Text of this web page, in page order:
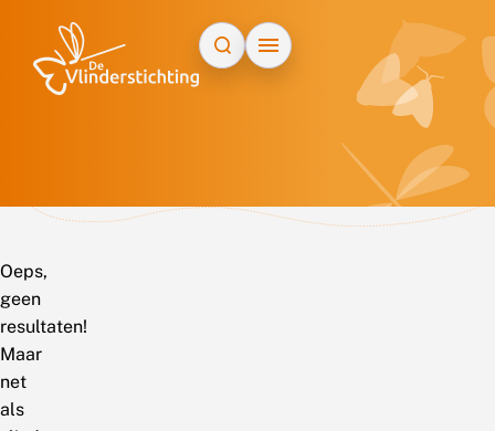
Oeps,
geen
resultaten!
Maar
net
als